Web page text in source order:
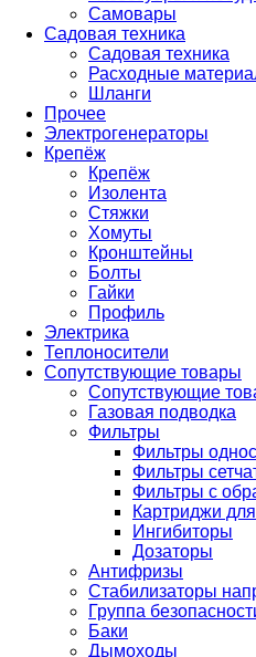
Самовары
Садовая техника
Садовая техника
Расходные
Шланги
Прочее
Электрогенераторы
Крепёж
Крепёж
Изолента
Стяжки
Хомуты
Кронштейны
Болты
Гайки
Профиль
Электрика
Теплоносители
Сопутствующие товары
Сопутствующие
Газовая подводка
Фильтры
Фильтры
Фильтры
Фильтры с
Картриджи
Ингибиторы
Дозаторы
Антифризы
Стабилизаторы
Группа
Баки
Дымоходы